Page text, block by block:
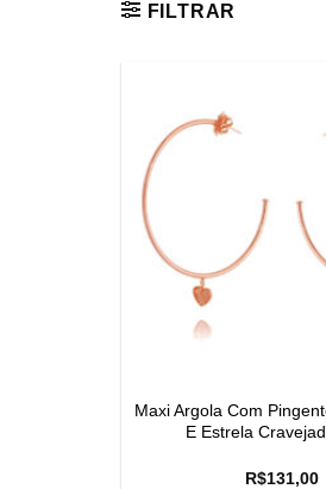
FILTRAR
Maxi Argola Com
E Estrela
R$131,00